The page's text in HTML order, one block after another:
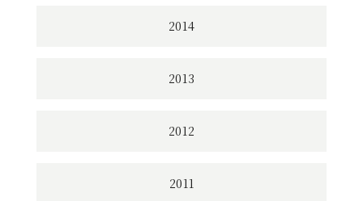
2014
2013
2012
2011